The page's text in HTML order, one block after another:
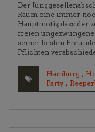
Der
Raum eine immer
Hauptmotiv, dass der
freien
seiner besten
Pflichten
Hamburg ,
Party ,